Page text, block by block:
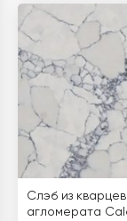
Слэб из
агломерата